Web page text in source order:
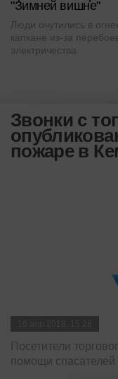
"Зимней вишне"
Люди очутились в
капкане из-за
электричества
Звонки с
пожаре в
Посетители
помощи спасателей